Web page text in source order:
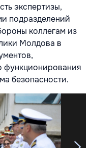
экспертизы,
подразделений
коллегам из
Молдова в
функционирования
безопасности.